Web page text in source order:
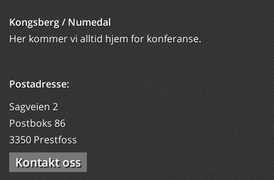
Kongsberg / Numedal
Her kommer vi alltid hjem for konferanse.
Postadresse:
Sagveien 2
Postboks 86
3350 Prestfoss
Kontakt oss